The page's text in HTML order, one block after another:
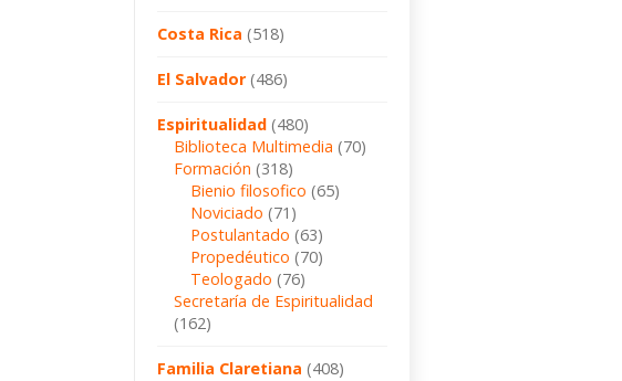
Costa Rica (518)
El Salvador(486)
Espiritualidad (480)
Biblioteca Multimedia (70)
Formación (318)
Bienio filosofico (65)
Noviciado (71)
Postulantado (63)
Propedéutico (70)
Teologado (76)
Secretaría de Espiritualidad
(162)
Familia Claretiana (408)